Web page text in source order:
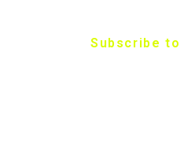
Subscribe